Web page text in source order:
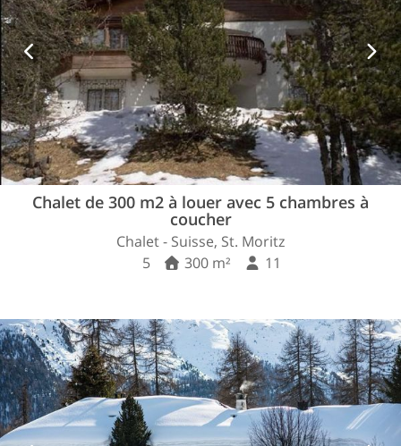
Chalet de 300 m2 à louer avec 5 chambres à
coucher
Chalet - Suisse, St. Moritz
5
300 m² 11